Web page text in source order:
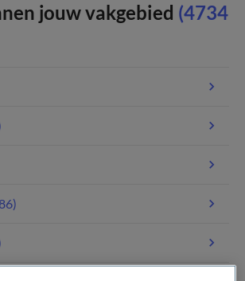
jouw vakgebied (4734